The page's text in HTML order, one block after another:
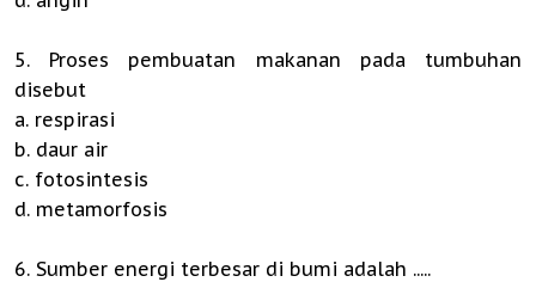
5. Proses pembuatan makanan pada tumbuhan
disebut
a. respirasi
b. daur air
c. fotosintesis
d. metamorfosis
6. Sumber energi terbesar di bumi adalah .....